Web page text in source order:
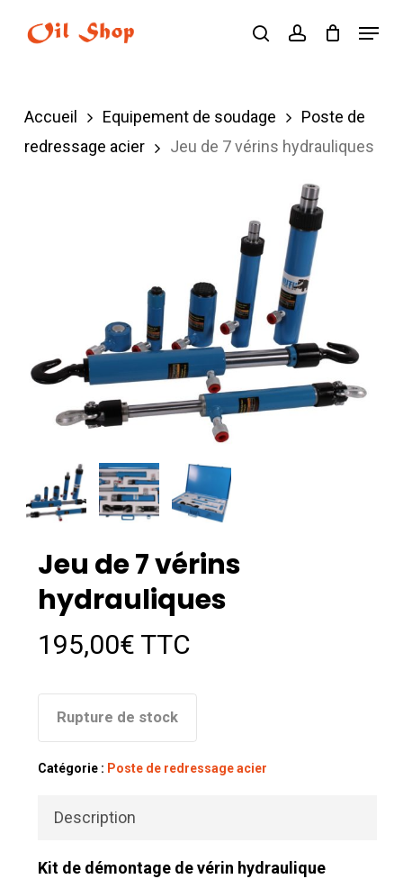
searchaccount
Menu
Accueil Equipement de soudage
Poste de
redressage acier
Jeu de 7 vérins hydrauliques
Jeu de 7 vérins
hydrauliques
195,00€ TTC
Rupture de stock
Catégorie : Poste de redressage acier
Description
Kit de démontage de vérin hydraulique